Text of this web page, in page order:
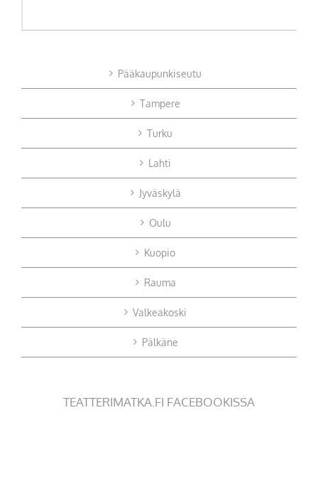
Pääkaupunkiseutu
Tampere
Turku
Lahti
Jyväskylä
Oulu
Kuopio
Rauma
Valkeakoski
Pälkäne
TEATTERIMATKA.FI FACEBOOKISSA